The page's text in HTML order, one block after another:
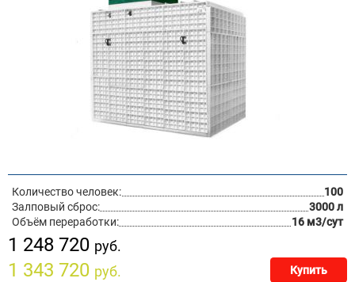
Количество человек:
100
Залповый сброс:
3000 л
Объём переработки:
16 м3/сут
1 248 720 руб.
1 343 720 руб. Купить